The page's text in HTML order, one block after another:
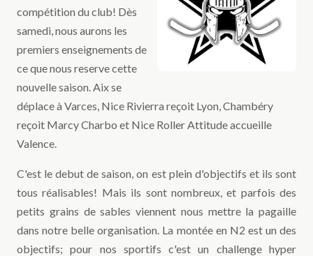
compétition du club! Dès
samedi, nous aurons les
premiers enseignements de
ce que nous reserve cette
nouvelle saison. Aix se
déplace à Varces, Nice Rivierra reçoit Lyon, Chambéry
reçoit Marcy Charbo et Nice Roller Attitude accueille
Valence.
C'est le debut de saison, on est plein d'objectifs et ils sont
tous réalisables! Mais ils sont nombreux, et parfois des
petits grains de sables viennent nous mettre la pagaille
dans notre belle organisation. La montée en N2 est un des
objectifs; pour nos sportifs c'est un challenge hyper